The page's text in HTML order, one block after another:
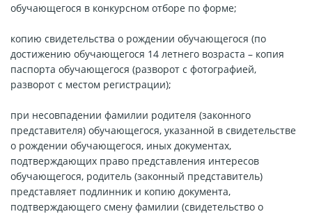
обучающегося в конкурсном отборе по форме;
копию свидетельства о рождении обучающегося (по
достижению обучающегося 14 летнего возраста – копия
паспорта обучающегося (разворот с фотографией,
разворот с местом регистрации);
при несовпадении фамилии родителя (законного
представителя) обучающегося, указанной в свидетельстве
о рождении обучающегося, иных документах,
подтверждающих право представления интересов
обучающегося, родитель (законный представитель)
представляет подлинник и копию документа,
подтверждающего смену фамилии (свидетельство о